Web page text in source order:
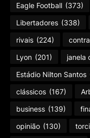
Eagle Football (373)
Libertadores (338)
rivais (224)
Lyon (201) janela
Estádio Nilton Santos
clássicos (167)
business (139)
opinião (130)